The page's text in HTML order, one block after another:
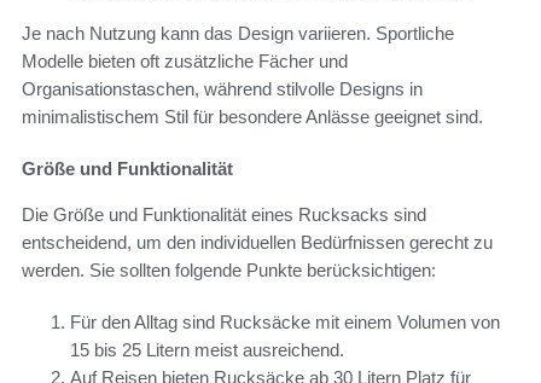
Je nach Nutzung kann das Design variieren. Sportliche
Modelle bieten oft zusätzliche Fächer und
Organisationstaschen, während stilvolle Designs in
minimalistischem Stil für besondere Anlässe geeignet sind.
Größe und Funktionalität
Die Größe und Funktionalität eines Rucksacks sind
entscheidend, um den individuellen Bedürfnissen gerecht zu
werden. Sie sollten folgende Punkte berücksichtigen:
Für den Alltag sind Rucksäcke mit einem Volumen von
15 bis 25 Litern meist ausreichend.
Auf Reisen bieten Rucksäcke ab 30 Litern Platz für